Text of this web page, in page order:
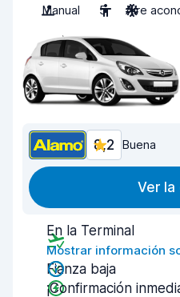
Manual 5 Aire
8,2 Buena
Ver
En la Terminal
Mostrar información
Fianza baja
¡Confirmación